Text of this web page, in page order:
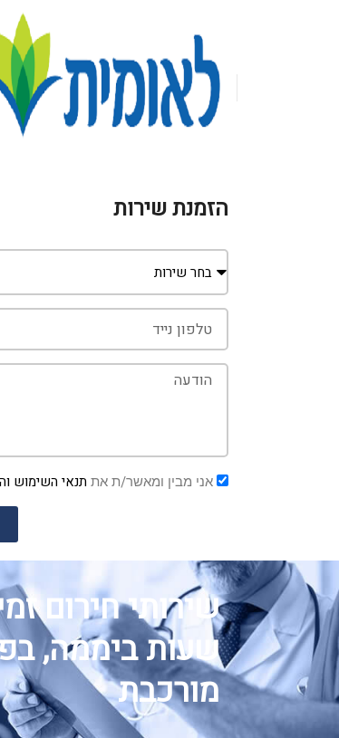
הזמנת שירות
אני מבין ומאשר/ת את תנאי השימוש
שעות ביממה,
מורכבת